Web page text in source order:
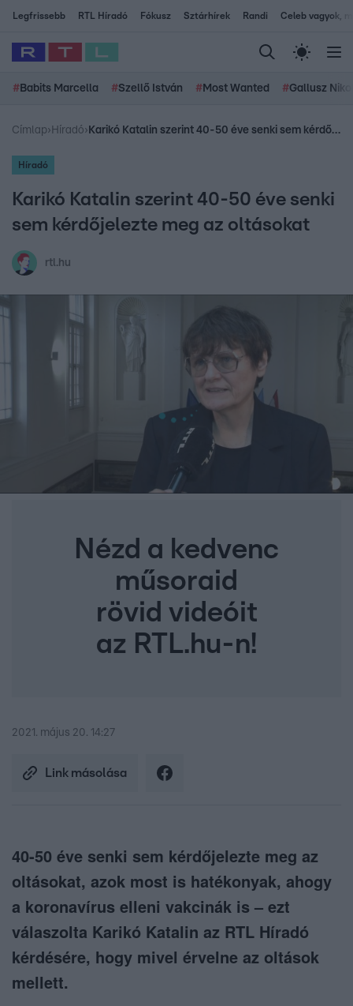
Legfrissebb RTL Híradó Fókusz Sztárhírek Randi Celeb vagyok,
# Babits Marcella #Szellő István # Most Wanted #Gallusz
Címlap› Híradó› Karikó Katalin szerint 40-50 éve senki sem kérdőjelezte meg az oltásokat
Híradó
Karikó Katalin szerint 40-50 éve senki
sem kérdőjelezte meg az oltásokat
rtl.hu
Nézd a kedvenc
műsoraid
rövid videóit
az RTL.hu-n!
2021. május 20. 14:27
Link másolása
40-50 éve senki sem kérdőjelezte meg az
oltásokat, azok most is hatékonyak, ahogy
a koronavírus elleni vakcinák is – ezt
válaszolta Karikó Katalin az RTL Híradó
kérdésére, hogy mivel érvelne az oltások
mellett.